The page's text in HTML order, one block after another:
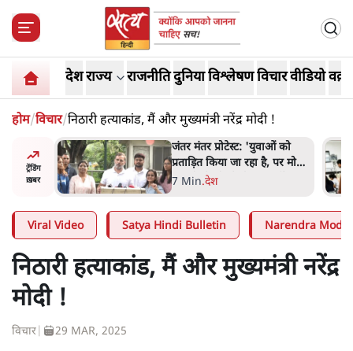
देशराज्य राजनीतिदुनियाविश्लेषणविचारवीडियो
होम/विचार/निठारी हत्याकांड, मैं और मुख्यमंत्री नरेंद्र मोदी !
ट्रेंडिंग
ख़बर
न
सुने':
जंतर मंतर प्रोटेस्ट: 'युवाओं को
प्रताड़ित किया जा रहा है, पर मोदी-
शाह में बोलने की हिम्मत नहीं'-
7 Min.देश
Viral Video Satya Hindi Bulletin Narendra Modi
निठारी हत्याकांड, मैं और मुख्यमंत्री नरेंद्र
मोदी !
विचार 29 MAR, 2025